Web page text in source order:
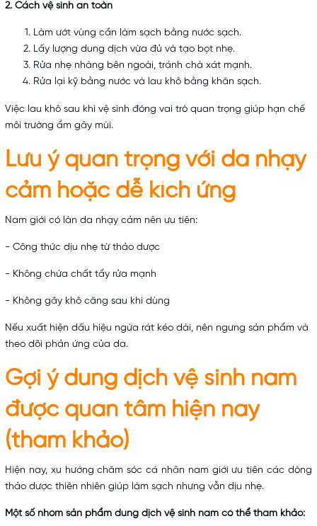
2. Cách vệ sinh an toàn
Làm ướt vùng cần làm sạch bằng nước sạch.
Lấy lượng dung dịch vừa đủ và tạo bọt nhẹ.
Rửa nhẹ nhàng bên ngoài, tránh chà xát mạnh.
Rửa lại kỹ bằng nước và lau khô bằng khăn sạch.
Việc lau khô sau khi vệ sinh đóng vai trò quan trọng giúp hạn chế
môi trường ẩm gây mùi.
Lưu ý quan trọng với da nhạy
cảm hoặc dễ kích ứng
Nam giới có làn da nhạy cảm nên ưu tiên:
- Công thức dịu nhẹ từ thảo dược
- Không chứa chất tẩy rửa mạnh
- Không gây khô căng sau khi dùng
Nếu xuất hiện dấu hiệu ngứa rát kéo dài, nên ngưng sản phẩm và
theo dõi phản ứng của da.
Gợi ý dung dịch vệ sinh nam
được quan tâm hiện nay
(tham khảo)
Hiện nay, xu hướng chăm sóc cá nhân nam giới ưu tiên các dòng
thảo dược thiên nhiên giúp làm sạch nhưng vẫn dịu nhẹ.
Một số nhóm sản phẩm dung dịch vệ sinh nam có thể tham khảo: